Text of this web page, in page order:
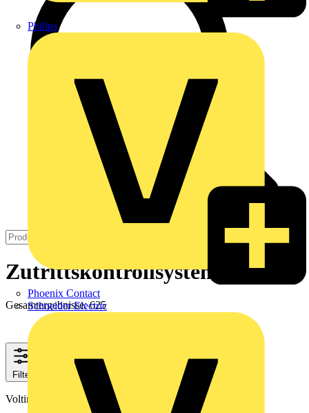
Philips
Phoenix Contact
Schneider Electric
Zutrittskontrollsysteme
Gesamtergebnisse: 625
Filter Schließen
Voltimum+ Treueprogramm